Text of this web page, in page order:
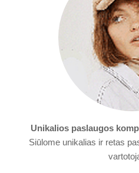
Unikalios paslaugos
Siūlome unikalias ir retas